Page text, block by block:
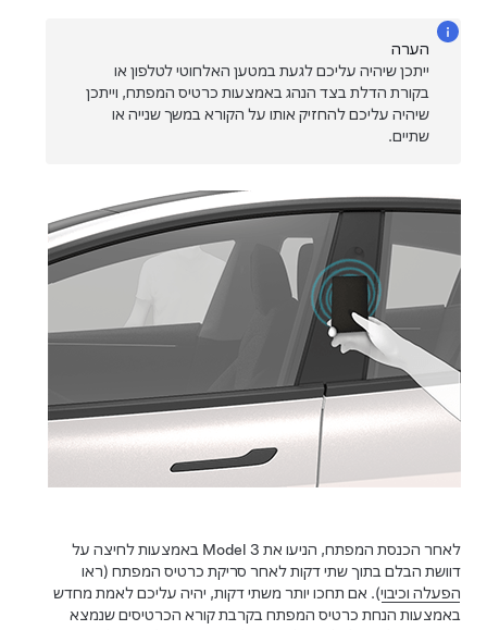
הערה
ייתכן שיהיה עליכם לגעת במטען האלחוטי לטלפון או
בקורת הדלת בצד הנהג באמצעות כרטיס המפתח, וייתכן
שיהיה עליכם להחזיק אותו על הקורא במשך שנייה או
שתיים.
לאחר הכנסת המפתח, הניעו את Model 3באמצעות לחיצה על
דוושת הבלם בתוך שתי דקות לאחר סריקת כרטיס המפתח (ראו
הפעלה וכיבוי). אם תחכו יותר משתי דקות, יהיה עליכם לאמת מחדש
באמצעות הנחת כרטיס המפתח בקרבת קורא הכרטיסים שנמצא